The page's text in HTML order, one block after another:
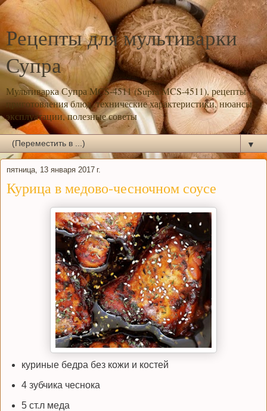
Рецепты для мультиварки
Супра
Мультиварка Супра MCS-4511 (Supra MCS-4511), рецепты
приготовления блюд, технические характеристики, нюансы
эксплуатации, полезные советы
▼
пятница, 13 января 2017 г.
Курица в медово-чесночном соусе
куриные бедра без кожи и костей
4 зубчика чеснока
5 ст.л меда